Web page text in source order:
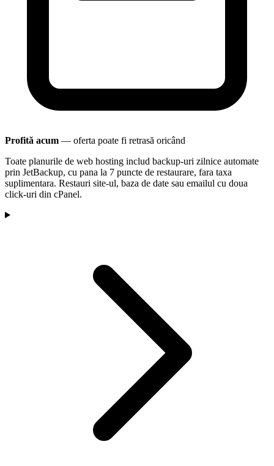
Profită acum — oferta poate fi retrasă oricând
Toate planurile de web hosting includ backup-uri zilnice automate
prin JetBackup, cu pana la 7 puncte de restaurare, fara taxa
suplimentara. Restauri site-ul, baza de date sau emailul cu doua
click-uri din cPanel.